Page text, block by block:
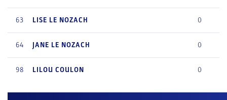
63 LISE LE NOZACH 0
64 JANE LE NOZACH 0
98 LILOU COULON 0